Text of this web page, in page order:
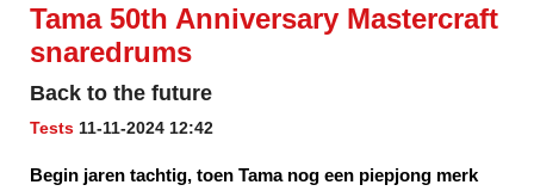
Tama 50th Anniversary Mastercraft
snaredrums
Back to the future
Tests 11-11-2024 12:42
Begin jaren tachtig, toen Tama nog een piepjong merk